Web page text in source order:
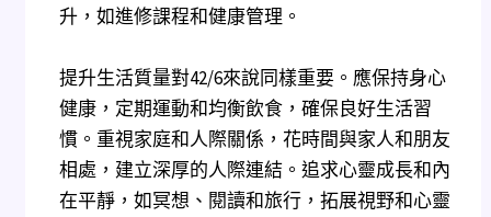
升，如進修課程和健康管理。
提升生活質量對42/6來說同樣重要。應保持身心
健康，定期運動和均衡飲食，確保良好生活習
慣。重視家庭和人際關係，花時間與家人和朋友
相處，建立深厚的人際連結。追求心靈成長和內
在平靜，如冥想、閱讀和旅行，拓展視野和心靈